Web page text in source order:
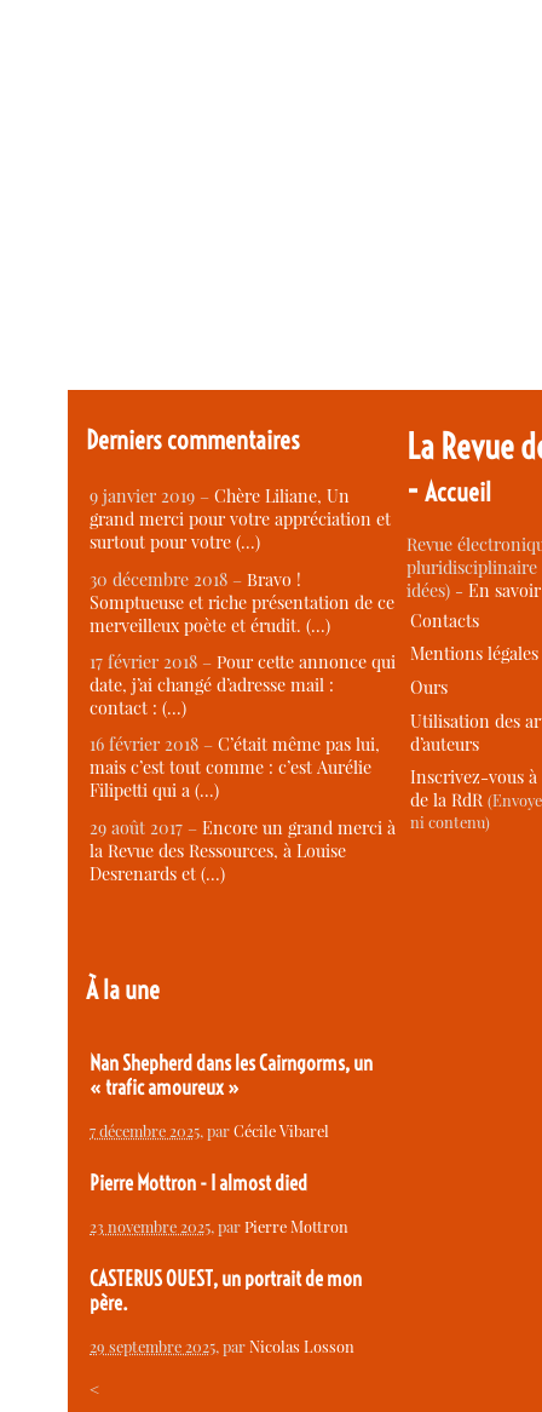
Derniers commentaires
9 janvier 2019 –Chère Liliane, Un
grand merci pour votre appréciation et
surtout pour votre (…)
30 décembre 2018 –Bravo !
Somptueuse et riche présentation de ce
merveilleux poète et érudit. (…)
17 février 2018 –Pour cette annonce qui
date, j’ai changé d’adresse mail :
contact : (…)
16 février 2018 –C’était même pas lui,
mais c’est tout comme : c’est Aurélie
Filipetti qui a (…)
29 août 2017 –Encore un grand merci à
la Revue des Ressources, à Louise
Desrenards et (…)
À la une
Nan Shepherd dans les Cairngorms, un
« trafic amoureux »
7 décembre 2025, parCécile Vibarel
Pierre Mottron - I almost died
23 novembre 2025, parPierre Mottron
CASTERUS OUEST, un portrait de mon
père.
29 septembre 2025, parNicolas Losson
<
La Revue
-Accueil
Revue
idées) -En
Contacts
Mentions légales
Ours
Utilisation des
d’auteurs
Inscrivez-vous
de la RdR
ni contenu)